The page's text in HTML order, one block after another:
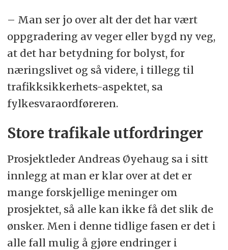
– Man ser jo over alt der det har vært
oppgradering av veger eller bygd ny veg,
at det har betydning for bolyst, for
næringslivet og så videre, i tillegg til
trafikksikkerhets-aspektet, sa
fylkesvaraordføreren.
Store trafikale utfordringer
Prosjektleder Andreas Øyehaug sa i sitt
innlegg at man er klar over at det er
mange forskjellige meninger om
prosjektet, så alle kan ikke få det slik de
ønsker. Men i denne tidlige fasen er det i
alle fall mulig å gjøre endringer i